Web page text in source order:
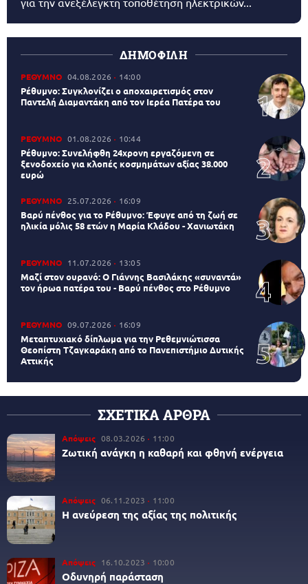
ΔΗΜΟΦΙΛΗ
ΡΕΘΥΜΝΟ 04.08.2026 14:00
Ρέθυμνο: Συγκλονίζει ο αποχαιρετισμός στον
Παντελή Διαμαντάκη από τον Ιερέα Πατέρα του
ΡΕΘΥΜΝΟ 01.08.2026 10:44
Ρέθυμνο: Συνελήφθη 24χρονη εργαζόμενη σε
ξενοδοχείο για κλοπές κοσμημάτων αξίας 38.000
ευρώ
ΡΕΘΥΜΝΟ 25.07.2026 16:09
Βαρύ πένθος για το Ρέθυμνο: Έφυγε από τη ζωή σε
ηλικία μόλις 58 ετών η Μαρία Κλάδου - Χανιωτάκη
ΡΕΘΥΜΝΟ 11.07.2026 13:05
Μαζί στον ουρανό: Ο Γιάννης Βασιλάκης «συναντά»
τον ήρωα πατέρα του - Βαρύ πένθος στο Ρέθυμνο
ΡΕΘΥΜΝΟ 09.07.2026 16:09
Μεταπτυχιακό δίπλωμα για την Ρεθεμνιώτισσα
Θεοπίστη Τζαγκαράκη από το Πανεπιστήμιο Δυτικής
Αττικής
ΣΧΕΤΙΚΑ ΑΡΘΡΑ
Απόψεις 08.03.2026 11:00
Ζωτική ανάγκη η καθαρή και φθηνή ενέργεια
Απόψεις 06.11.2023 11:00
Η ανεύρεση της αξίας της πολιτικής
Απόψεις 16.10.2023 10:00
Οδυνηρή παράσταση